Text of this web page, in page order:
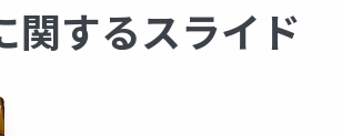
関するスライド